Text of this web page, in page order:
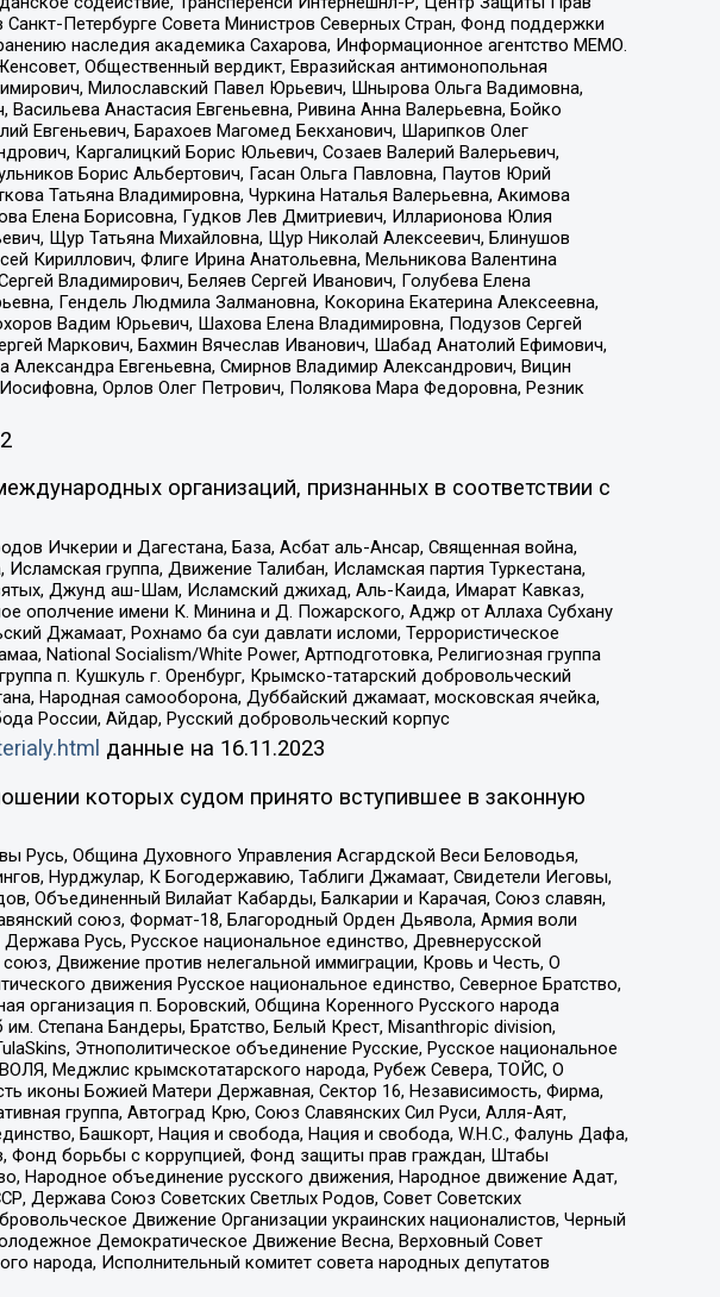
Петербурге Совета Министров Северных Стран, Фонд поддержки
наследия академика Сахарова, Информационное агентство МЕМО.
Общественный вердикт, Евразийская антимонопольная
Милославский Павел Юрьевич, Шнырова Ольга Вадимовна,
Анастасия Евгеньевна, Ривина Анна Валерьевна, Бойко
Евгеньевич, Барахоев Магомед Бекханович, Шарипков Олег
Каргалицкий Борис Юльевич, Созаев Валерий Валерьевич,
Борис Альбертович, Гасан Ольга Павловна, Паутов Юрий
Татьяна Владимировна, Чуркина Наталья Валерьевна, Акимова
Елена Борисовна, Гудков Лев Дмитриевич, Илларионова Юлия
Щур Татьяна Михайловна, Щур Николай Алексеевич, Блинушов
Кириллович, Флиге Ирина Анатольевна, Мельникова Валентина
Владимирович, Беляев Сергей Иванович, Голубева Елена
Гендель Людмила Залмановна, Кокорина Екатерина Алексеевна,
Вадим Юрьевич, Шахова Елена Владимировна, Подузов Сергей
Маркович, Бахмин Вячеслав Иванович, Шабад Анатолий Ефимович,
Евгеньевна, Смирнов Владимир Александрович, Вицин
Орлов Олег Петрович, Полякова Мара Федоровна, Резник
организаций, признанных в соответствии с
Ичкерии и Дагестана, База, Асбат аль-Ансар, Священная война,
группа, Движение Талибан, Исламская партия Туркестана,
Джунд аш-Шам, Исламский джихад, Аль-Каида, Имарат Кавказ,
ополчение имени К. Минина и Д. Пожарского, Аджр от Аллаха Субхану
Джамаат, Рохнамо ба суи давлати исломи, Террористическое
National Socialism/White Power, Артподготовка, Религиозная группа
п. Кушкуль г. Оренбург, Крымско-татарский добровольческий
Народная самооборона, Дуббайский джамаат, московская ячейка,
России, Айдар, Русский добровольческий корпус
данные на 16.11.2023
которых судом принято вступившее в законную
Русь, Община Духовного Управления Асгардской Веси Беловодья,
Нурджулар, К Богодержавию, Таблиги Джамаат, Свидетели Иеговы,
Объединенный Вилайат Кабарды, Балкарии и Карачая, Союз славян,
союз, Формат-18, Благородный Орден Дьявола, Армия воли
Русь, Русское национальное единство, Древнерусской
Движение против нелегальной иммиграции, Кровь и Честь, О
движения Русское национальное единство, Северное Братство,
организация п. Боровский, Община Коренного Русского народа
Степана Бандеры, Братство, Белый Крест, Misanthropic division,
Этнополитическое объединение Русские, Русское национальное
Меджлис крымскотатарского народа, Рубеж Севера, ТОЙС, О
иконы Божией Матери Державная, Сектор 16, Независимость, Фирма,
группа, Автоград Крю, Союз Славянских Сил Руси, Алля-Аят,
Башкорт, Нация и свобода, Нация и свобода, W.H.С., Фалунь Дафа,
Фонд борьбы с коррупцией, Фонд защиты прав граждан, Штабы
Народное объединение русского движения, Народное движение Адат,
Держава Союз Советских Светлых Родов, Совет Советских
Движение Организации украинских националистов, Черный
Демократическое Движение Весна, Верховный Совет
народа, Исполнительный комитет совета народных депутатов